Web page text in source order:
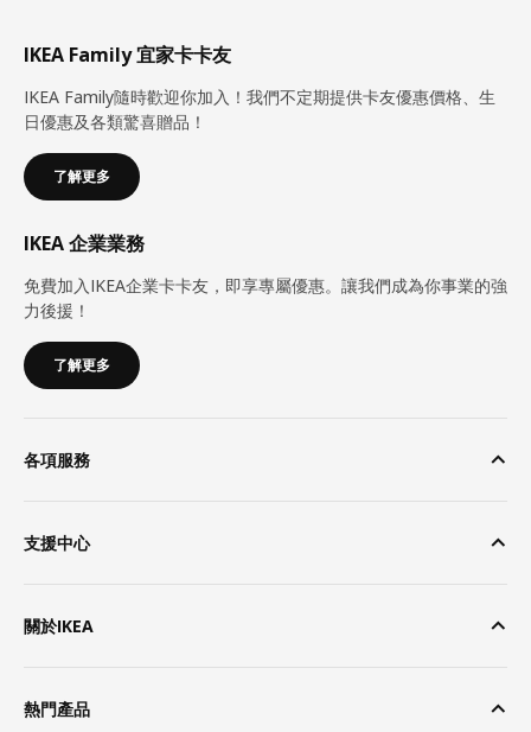
IKEA Family 宜家卡卡友
IKEA Family隨時歡迎你加入！我們不定期提供卡友優惠價格、生
日優惠及各類驚喜贈品！
了解更多
IKEA 企業業務
免費加入IKEA企業卡卡友，即享專屬優惠。讓我們成為你事業的強
力後援！
了解更多
各項服務
支援中心
關於IKEA
熱門產品